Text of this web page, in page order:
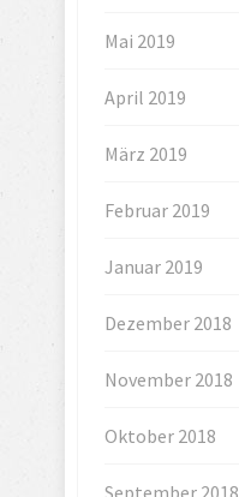
Mai 2019
April 2019
März 2019
Februar 2019
Januar 2019
Dezember 2018
November 2018
Oktober 2018
September 2018